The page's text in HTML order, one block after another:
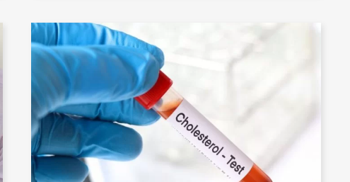
Sintomas
e
Qual
Exame
Realizar
para
Diagnóstico
Correto